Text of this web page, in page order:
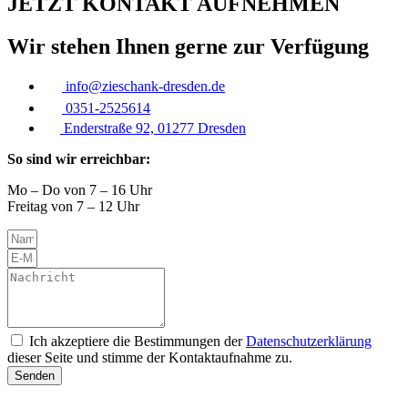
Wir stehen Ihnen gerne zur Verfügung
info@zieschank-dresden.de
0351-2525614
Enderstraße 92, 01277 Dresden
So sind wir erreichbar:
Mo – Do von 7 – 16 Uhr
Freitag von 7 – 12 Uhr
Ich akzeptiere die Bestimmungen derDatenschutzerklärung
dieser Seite und stimme der Kontaktaufnahme zu.
Senden